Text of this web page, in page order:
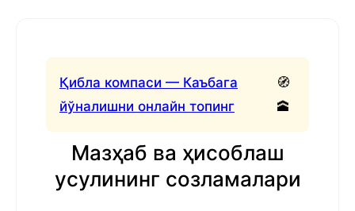
Қибла компаси — Каъбага
йўналишни онлайн топинг
🧭
🕋
Мазҳаб ва ҳисоблаш
усулининг созламалари